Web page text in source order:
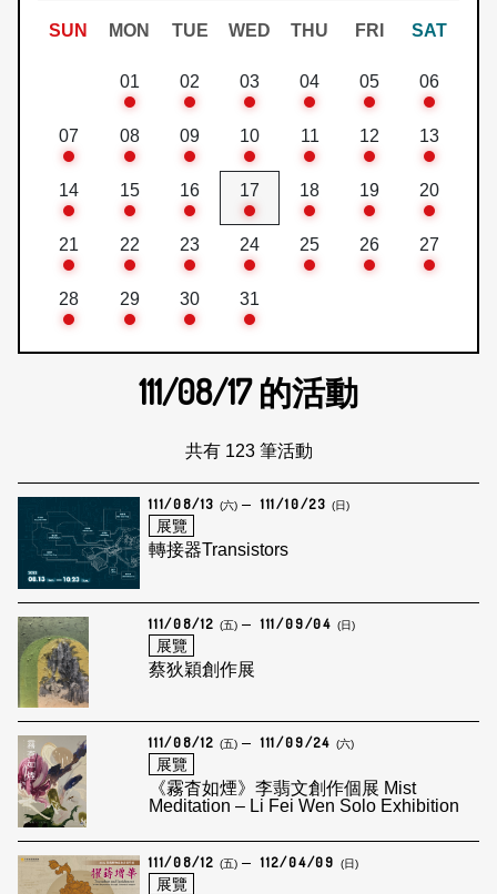
SUN MON TUE WED THU FRI SAT
01 02 03 04 05 06
07 08 09 10 11 12 13
14 15 16 17 18 19 20
21 22 23 24 25 26 27
28 29 30 31
111/08/17的活動
共有 123 筆活動
111/08/13 (六) 111/10/23 (日)
展覽
轉接器Transistors
111/08/12 (五) 111/09/04 (日)
展覽
蔡狄穎創作展
111/08/12 (五) 111/09/24 (六)
展覽
《霧杳如煙》李翡文創作個展 Mist
Meditation – Li Fei Wen Solo Exhibition
111/08/12 (五) 112/04/09 (日)
展覽